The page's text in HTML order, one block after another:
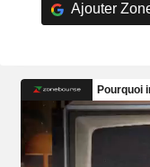
Ajouter